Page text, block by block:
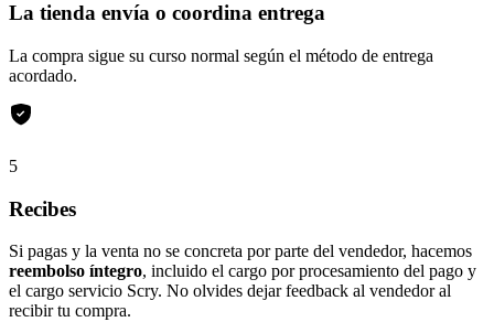
La tienda envía o coordina entrega
La compra sigue su curso normal según el método de entrega
acordado.
5
Recibes
Si pagas y la venta no se concreta por parte del vendedor, hacemos
reembolso íntegro, incluido el cargo por procesamiento del pago y
el cargo servicio Scry. No olvides dejar feedback al vendedor al
recibir tu compra.